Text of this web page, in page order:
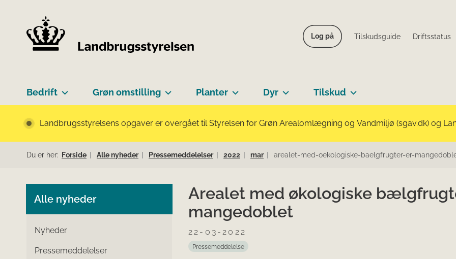
Log på Tilskudsguide Driftsstatus
Bedrift Grøn omstilling Planter Dyr Tilskud
Landbrugsstyrelsens opgaver er overgået til Styrelsen for Grøn Arealomlægning og Vandmiljø (sgav.dk) og
Du er her: Forside Alle nyheder Pressemeddelelser 2022 mar arealet-med-oekologiske-baelgfrugter-er-
Alle nyheder
Nyheder
Pressemeddelelser
Arealet med økologiske
mangedoblet
22-03-2022
Pressemeddelelse